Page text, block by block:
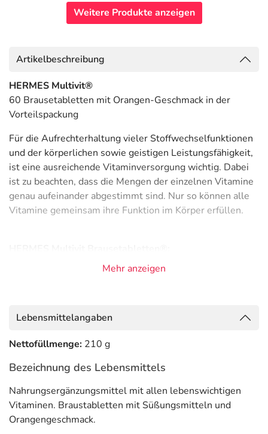
Weitere Produkte anzeigen
Artikelbeschreibung
HERMES Multivit®
60 Brausetabletten mit Orangen-Geschmack in der
Vorteilspackung
Für die Aufrechterhaltung vieler Stoffwechselfunktionen
und der körperlichen sowie geistigen Leistungsfähigkeit,
ist eine ausreichende Vitaminversorgung wichtig. Dabei
ist zu beachten, dass die Mengen der einzelnen Vitamine
genau aufeinander abgestimmt sind. Nur so können alle
Vitamine gemeinsam ihre Funktion im Körper erfüllen.
Nahrungsergänzungsmittel mit 13 lebenswichtigen
ohne Zucker, für Diabetiker geeignet
Adresse des Lebensmittel-Unternehmens
HERMES Arzneimittel GmbH
Georg-Kalb-Str. 5-8
82049 Pullach im Isartal
Mehr anzeigen
Lebensmittelangaben
Nettofüllmenge: 210 g
Bezeichnung des Lebensmittels
Nahrungsergänzungsmittel mit allen lebenswichtigen
Vitaminen. Braustabletten mit Süßungsmitteln und
Orangengeschmack.